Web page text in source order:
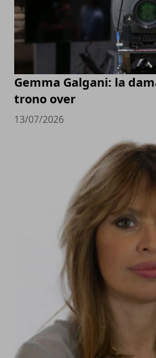
Gemma Galgani: la
trono over
13/07/2026